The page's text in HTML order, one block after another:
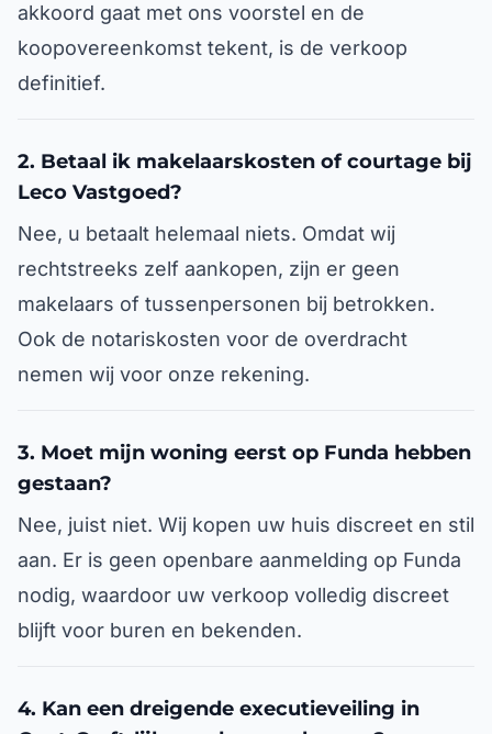
akkoord gaat met ons voorstel en de
koopovereenkomst tekent, is de verkoop
definitief.
2. Betaal ik makelaarskosten of courtage bij
Leco Vastgoed?
Nee, u betaalt helemaal niets. Omdat wij
rechtstreeks zelf aankopen, zijn er geen
makelaars of tussenpersonen bij betrokken.
Ook de notariskosten voor de overdracht
nemen wij voor onze rekening.
3. Moet mijn woning eerst op Funda hebben
gestaan?
Nee, juist niet. Wij kopen uw huis discreet en stil
aan. Er is geen openbare aanmelding op Funda
nodig, waardoor uw verkoop volledig discreet
blijft voor buren en bekenden.
4. Kan een dreigende executieveiling in